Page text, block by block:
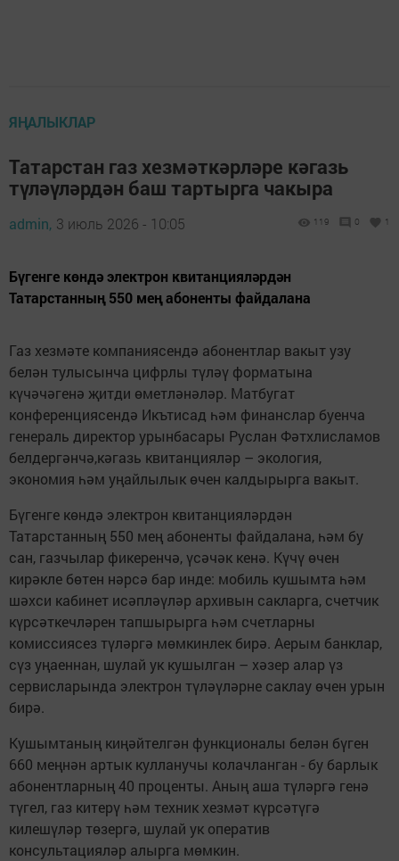
ЯҢАЛЫКЛАР
Татарстан газ хезмәткәрләре кәгазь
түләүләрдән баш тартырга чакыра
admin, 3 июль 2026 - 10:05 119 0 1
Бүгенге көндә электрон квитанцияләрдән
Татарстанның 550 мең абоненты файдалана
Газ хезмәте компаниясендә абонентлар вакыт узу
белән тулысынча цифрлы түләү форматына
күчәчәгенә җитди өметләнәләр. Матбугат
конференциясендә Икътисад һәм финанслар буенча
генераль директор урынбасары Руслан Фәтхлисламов
белдергәнчә,кәгазь квитанцияләр – экология,
экономия һәм уңайлылык өчен калдырырга вакыт.
Бүгенге көндә электрон квитанцияләрдән
Татарстанның 550 мең абоненты файдалана, һәм бу
сан, газчылар фикеренчә, үсәчәк кенә. Күчү өчен
кирәкле бөтен нәрсә бар инде: мобиль кушымта һәм
шәхси кабинет исәпләүләр архивын сакларга, счетчик
күрсәткечләрен тапшырырга һәм счетларны
комиссиясез түләргә мөмкинлек бирә. Аерым банклар,
сүз уңаеннан, шулай ук кушылган – хәзер алар үз
сервисларында электрон түләүләрне саклау өчен урын
бирә.
Кушымтаның киңәйтелгән функционалы белән бүген
660 меңнән артык кулланучы колачланган - бу барлык
абонентларның 40 проценты. Аның аша түләргә генә
түгел, газ китерү һәм техник хезмәт күрсәтүгә
килешүләр төзергә, шулай ук оператив
консультацияләр алырга мөмкин.